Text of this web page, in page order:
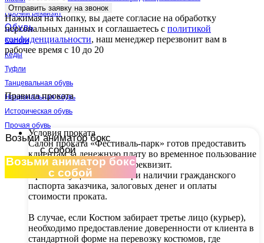
Прочий реквизит
Обувь
Сапоги
Кеды
Туфли
Танцевальная обувь
Национальная обувь
Историческая обувь
Прочая обувь
Возьми аниматор бокс
с собой
Возьми аниматор бокс
с собой
Отправить заявку на звонок
Нажимая на кнопку, вы даете согласие на обработку
персональных данных и соглашаетесь c политикой
конфиденциальности, наш менеджер перезвонит вам в
рабочее время с 10 до 20
Правила проката
Условия проката
Салон проката «Фестиваль-парк» готов предоставить
клиентам за денежную плату во временное пользование
карнавальные костюмы и реквизит.
Прокат осуществляется при наличии гражданского
паспорта заказчика, залоговых денег и оплаты
стоимости проката.
В случае, если Костюм забирает третье лицо (курьер),
необходимо предоставление доверенности от клиента в
стандартной форме на перевозку костюмов, где